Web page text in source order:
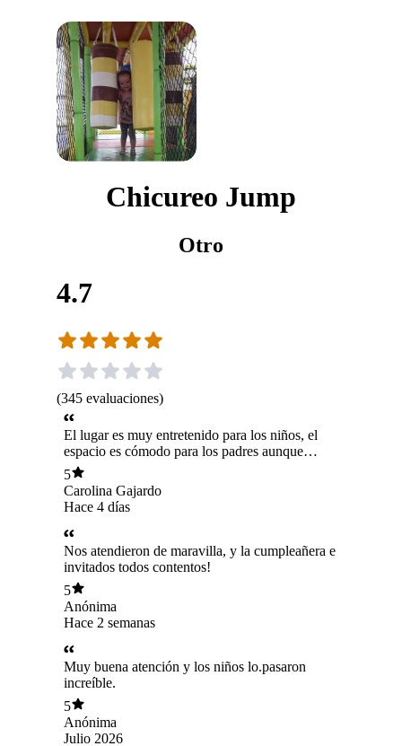
Chicureo Jump
Otro
4.7
(345 evaluaciones)
El lugar es muy entretenido para los niños, el
espacio es cómodo para los padres aunque
podrían haber más sillas, es calentito y el
administrador tiene una excelente disposición.
5
Carolina Gajardo
Hace 4 días
Nos atendieron de maravilla, y la cumpleañera e
invitados todos contentos!
5
Anónima
Hace 2 semanas
Muy buena atención y los niños lo.pasaron
increíble.
5
Anónima
Julio 2026